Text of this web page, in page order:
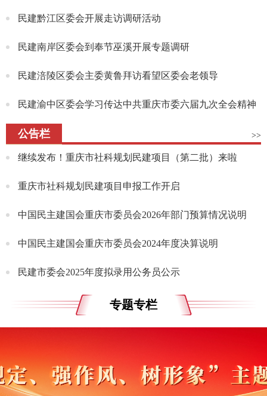
民建黔江区委会开展走访调研活动
民建南岸区委会到奉节巫溪开展专题调研
民建涪陵区委会主委黄鲁拜访看望区委会老领导
民建渝中区委会学习传达中共重庆市委六届九次全会精神
公告栏 >>
继续发布！重庆市社科规划民建项目（第二批）来啦
重庆市社科规划民建项目申报工作开启
中国民主建国会重庆市委员会2026年部门预算情况说明
中国民主建国会重庆市委员会2024年度决算说明
民建市委会2025年度拟录用公务员公示
专题专栏